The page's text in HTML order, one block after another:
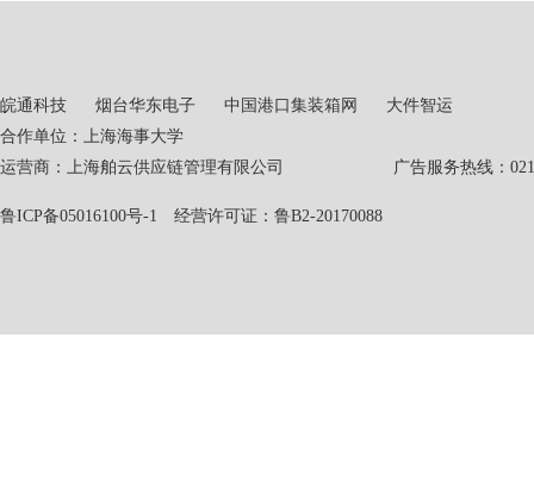
皖通科技 烟台华东电子 中国港口集装箱网
大件智运
合作单位：上海海事大学
运营商：上海舶云供应链管理有限公司 广告服务热线：021-
鲁ICP备05016100号-1 经营许可证：鲁B2-20170088